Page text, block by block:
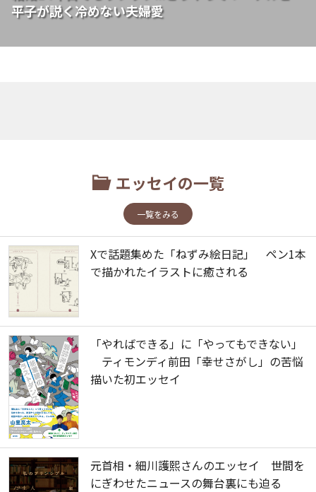
平子が説く冷めない夫婦愛
エッセイの一覧
一覧をみる
Xで話題集めた「ねずみ絵日記」 ペン1本
で描かれたイラストに癒される
「やればできる」に「やってもできない」
ティモンディ前田「幸せさがし」の苦悩
描いた初エッセイ
元首相・細川護熙さんのエッセイ 世間を
にぎわせたニュースの舞台裏にも迫る